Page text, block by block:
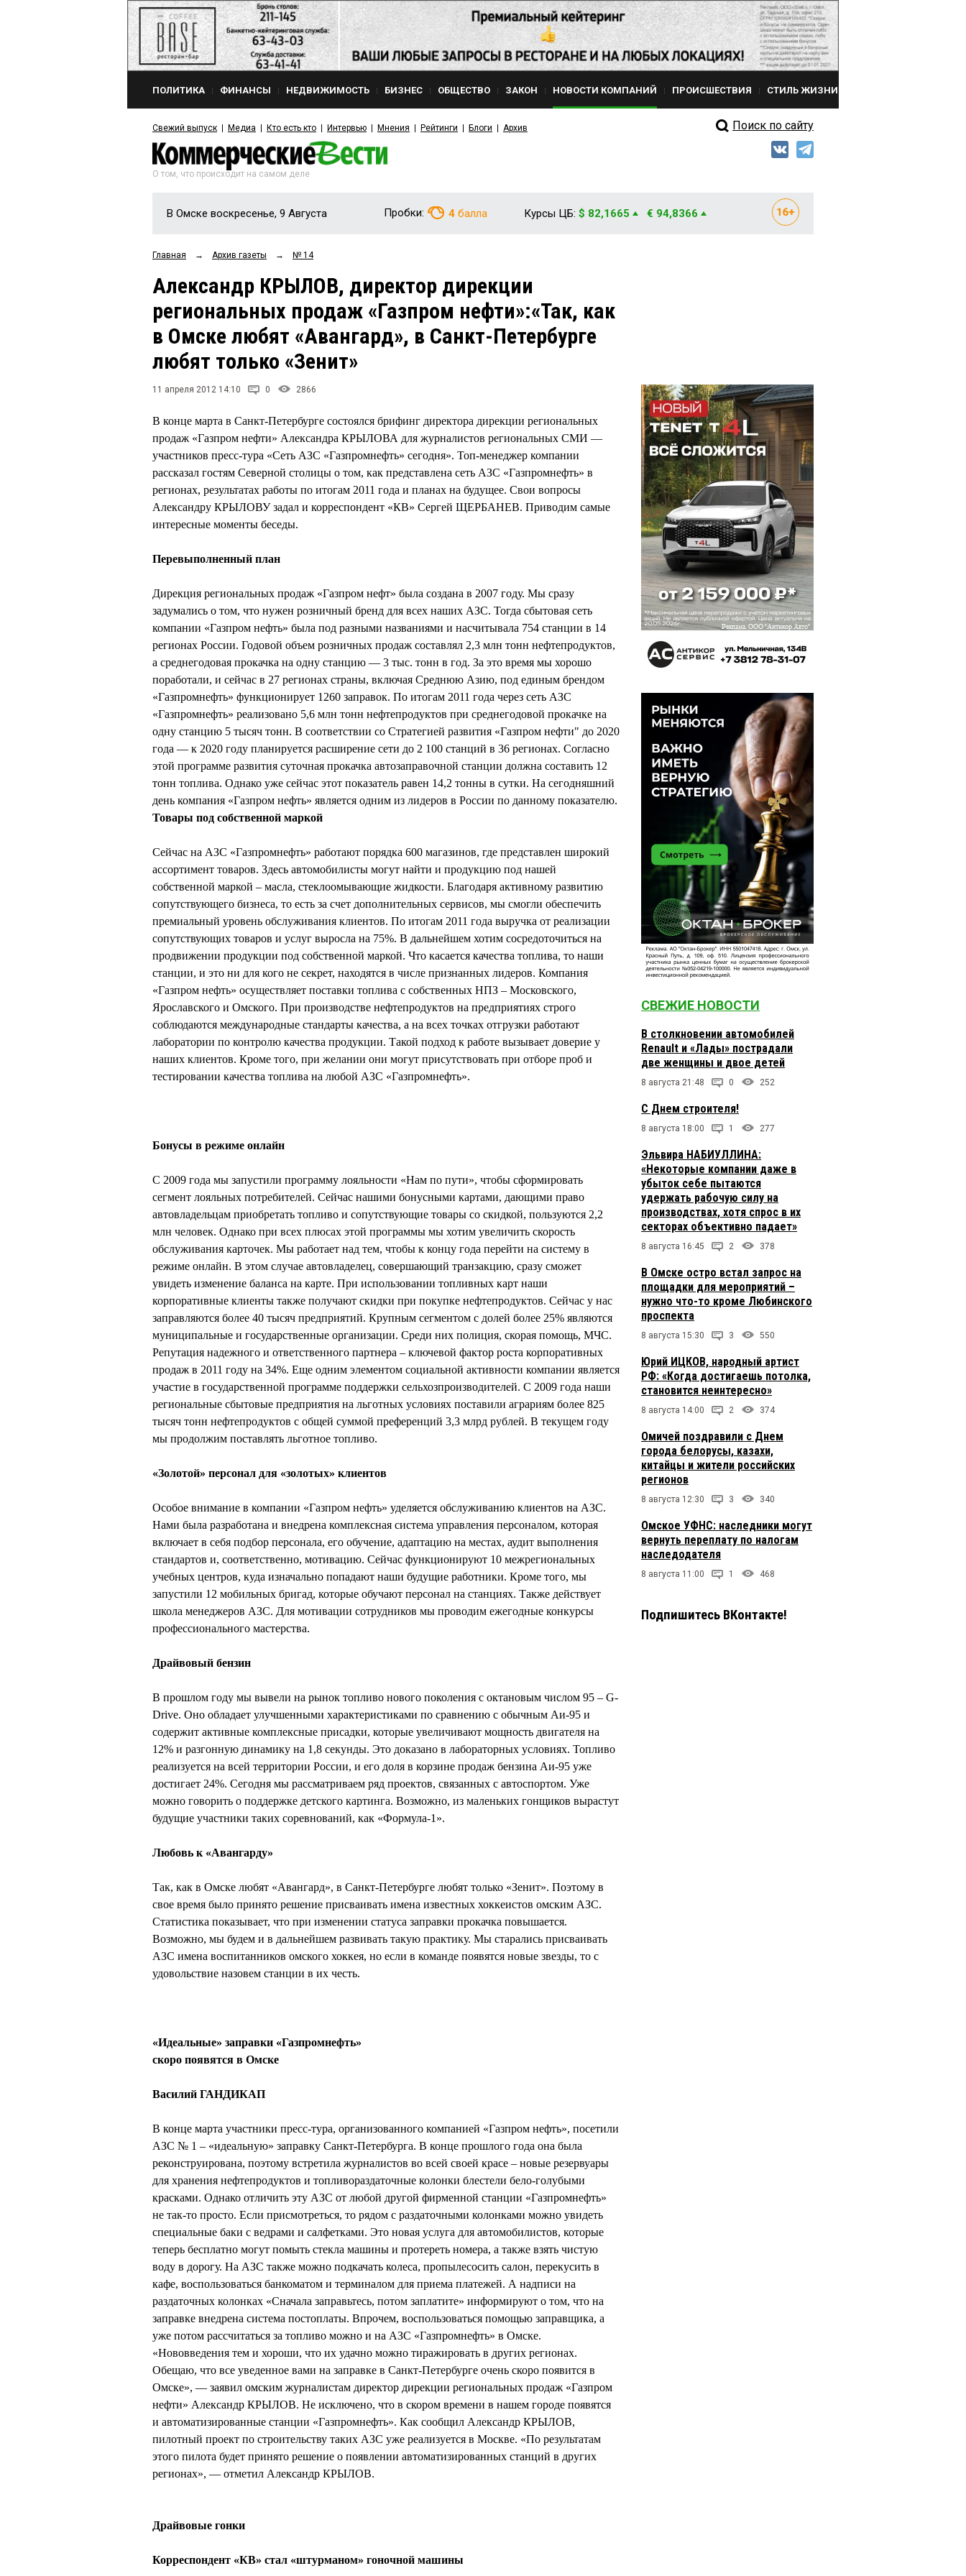
ПОЛИТИКА ФИНАНСЫ НЕДВИЖИМОСТЬ БИЗНЕС ОБЩЕСТВО ЗАКОН НОВОСТИ КОМПАНИЙ ПРОИСШЕСТВИЯ СТИЛЬ ЖИЗНИ
Свежий выпуск Медиа Кто есть кто Интервью Мнения Рейтинги Блоги Архив Поиск по сайту
О том, что происходит на самом деле
В Омске воскресенье, 9 Августа Пробки: 4 балла Курсы ЦБ: $ 82,1665 € 94,8366
Главная → Архив газеты → № 14
Александр КРЫЛОВ, директор дирекции
региональных продаж «Газпром нефти»:«Так, как
в Омске любят «Авангард», в Санкт-Петербурге
любят только «Зенит»
11 апреля 2012 14:10 0 2866
В конце марта в Санкт-Петербурге состоялся брифинг директора дирекции региональных
продаж «Газпром нефти» Александра КРЫЛОВА для журналистов региональных СМИ —
участников пресс-тура «Сеть АЗС «Газпромнефть» сегодня». Топ-менеджер компании
рассказал гостям Северной столицы о том, как представлена сеть АЗС «Газпромнефть» в
регионах, результатах работы по итогам 2011 года и планах на будущее. Свои вопросы
Александру КРЫЛОВУ задал и корреспондент «КВ» Сергей ЩЕРБАНЕВ. Приводим самые
интересные моменты беседы.
Перевыполненный план
Дирекция региональных продаж «Газпром нефт» была создана в 2007 году. Мы сразу
задумались о том, что нужен розничный бренд для всех наших АЗС. Тогда сбытовая сеть
компании «Газпром нефть» была под разными названиями и насчитывала 754 станции в 14
регионах России. Годовой объем розничных продаж составлял 2,3 млн тонн нефтепродуктов,
а среднегодовая прокачка на одну станцию — 3 тыс. тонн в год. За это время мы хорошо
поработали, и сейчас в 27 регионах страны, включая Среднюю Азию, под единым брендом
«Газпромнефть» функционирует 1260 заправок. По итогам 2011 года через сеть АЗС
«Газпромнефть» реализовано 5,6 млн тонн нефтепродуктов при среднегодовой прокачке на
одну станцию 5 тысяч тонн. В соответствии со Стратегией развития «Газпром нефти" до 2020
года — к 2020 году планируется расширение сети до 2 100 станций в 36 регионах. Согласно
этой программе развития суточная прокачка автозаправочной станции должна составить 12
тонн топлива. Однако уже сейчас этот показатель равен 14,2 тонны в сутки. На сегодняшний
день компания «Газпром нефть» является одним из лидеров в России по данному показателю.
Товары под собственной маркой
Сейчас на АЗС «Газпромнефть» работают порядка 600 магазинов, где представлен широкий
ассортимент товаров. Здесь автомобилисты могут найти и продукцию под нашей
собственной маркой – масла, стеклоомывающие жидкости. Благодаря активному развитию
сопутствующего бизнеса, то есть за счет дополнительных сервисов, мы смогли обеспечить
премиальный уровень обслуживания клиентов. По итогам 2011 года выручка от реализации
сопутствующих товаров и услуг выросла на 75%. В дальнейшем хотим сосредоточиться на
продвижении продукции под собственной маркой. Что касается качества топлива, то наши
станции, и это ни для кого не секрет, находятся в числе признанных лидеров. Компания
«Газпром нефть» осуществляет поставки топлива с собственных НПЗ – Московского,
Ярославского и Омского. При производстве нефтепродуктов на предприятиях строго
соблюдаются международные стандарты качества, а на всех точках отгрузки работают
лаборатории по контролю качества продукции. Такой подход к работе вызывает доверие у
наших клиентов. Кроме того, при желании они могут присутствовать при отборе проб и
тестировании качества топлива на любой АЗС «Газпромнефть».
Бонусы в режиме онлайн
С 2009 года мы запустили программу лояльности «Нам по пути», чтобы сформировать
сегмент лояльных потребителей. Сейчас нашими бонусными картами, дающими право
автовладельцам приобретать топливо и сопутствующие товары со скидкой, пользуются 2,2
млн человек. Однако при всех плюсах этой программы мы хотим увеличить скорость
обслуживания карточек. Мы работает над тем, чтобы к концу года перейти на систему в
режиме онлайн. В этом случае автовладелец, совершающий транзакцию, сразу сможет
увидеть изменение баланса на карте. При использовании топливных карт наши
корпоративные клиенты также получают скидки при покупке нефтепродуктов. Сейчас у нас
заправляются более 40 тысяч предприятий. Крупным сегментом с долей более 25% являются
муниципальные и государственные организации. Среди них полиция, скорая помощь, МЧС.
Репутация надежного и ответственного партнера – ключевой фактор роста корпоративных
продаж в 2011 году на 34%. Еще одним элементом социальной активности компании является
участие в государственной программе поддержки сельхозпроизводителей. С 2009 года наши
региональные сбытовые предприятия на льготных условиях поставили аграриям более 825
тысяч тонн нефтепродуктов с общей суммой преференций 3,3 млрд рублей. В текущем году
мы продолжим поставлять льготное топливо.
«Золотой» персонал для «золотых» клиентов
Особое внимание в компании «Газпром нефть» уделяется обслуживанию клиентов на АЗС.
Нами была разработана и внедрена комплексная система управления персоналом, которая
включает в себя подбор персонала, его обучение, адаптацию на местах, аудит выполнения
стандартов и, соответственно, мотивацию. Сейчас функционируют 10 межрегиональных
учебных центров, куда изначально попадают наши будущие работники. Кроме того, мы
запустили 12 мобильных бригад, которые обучают персонал на станциях. Также действует
школа менеджеров АЗС. Для мотивации сотрудников мы проводим ежегодные конкурсы
профессионального мастерства.
Драйвовый бензин
В прошлом году мы вывели на рынок топливо нового поколения с октановым числом 95 – G-
Drive. Оно обладает улучшенными характеристиками по сравнению с обычным Аи-95 и
содержит активные комплексные присадки, которые увеличивают мощность двигателя на
12% и разгонную динамику на 1,8 секунды. Это доказано в лабораторных условиях. Топливо
реализуется на всей территории России, и его доля в корзине продаж бензина Аи-95 уже
достигает 24%. Сегодня мы рассматриваем ряд проектов, связанных с автоспортом. Уже
можно говорить о поддержке детского картинга. Возможно, из маленьких гонщиков вырастут
будущие участники таких соревнований, как «Формула-1».
Любовь к «Авангарду»
Так, как в Омске любят «Авангард», в Санкт-Петербурге любят только «Зенит». Поэтому в
свое время было принято решение присваивать имена известных хоккеистов омским АЗС.
Статистика показывает, что при изменении статуса заправки прокачка повышается.
Возможно, мы будем и в дальнейшем развивать такую практику. Мы старались присваивать
АЗС имена воспитанников омского хоккея, но если в команде появятся новые звезды, то с
удовольствие назовем станции в их честь.
«Идеальные» заправки «Газпромнефть»
скоро появятся в Омске
Василий ГАНДИКАП
В конце марта участники пресс-тура, организованного компанией «Газпром нефть», посетили
АЗС № 1 – «идеальную» заправку Санкт-Петербурга. В конце прошлого года она была
реконструирована, поэтому встретила журналистов во всей своей красе – новые резервуары
для хранения нефтепродуктов и топливораздаточные колонки блестели бело-голубыми
красками. Однако отличить эту АЗС от любой другой фирменной станции «Газпромнефть»
не так-то просто. Если присмотреться, то рядом с раздаточными колонками можно увидеть
специальные баки с ведрами и салфетками. Это новая услуга для автомобилистов, которые
теперь бесплатно могут помыть стекла машины и протереть номера, а также взять чистую
воду в дорогу. На АЗС также можно подкачать колеса, пропылесосить салон, перекусить в
кафе, воспользоваться банкоматом и терминалом для приема платежей. А надписи на
раздаточных колонках «Сначала заправьтесь, потом заплатите» информируют о том, что на
заправке внедрена система постоплаты. Впрочем, воспользоваться помощью заправщика, а
уже потом рассчитаться за топливо можно и на АЗС «Газпромнефть» в Омске.
«Нововведения тем и хороши, что их удачно можно тиражировать в других регионах.
Обещаю, что все уведенное вами на заправке в Санкт-Петербурге очень скоро появится в
Омске», — заявил омским журналистам директор дирекции региональных продаж «Газпром
нефти» Александр КРЫЛОВ. Не исключено, что в скором времени в нашем городе появятся
и автоматизированные станции «Газпромнефть». Как сообщил Александр КРЫЛОВ,
пилотный проект по строительству таких АЗС уже реализуется в Москве. «По результатам
этого пилота будет принято решение о появлении автоматизированных станций в других
регионах», — отметил Александр КРЫЛОВ.
Драйвовые гонки
Корреспондент «КВ» стал «штурманом» гоночной машины
СВЕЖИЕ НОВОСТИ
В столкновении автомобилей
Renault и «Лады» пострадали
две женщины и двое детей
8 августа 21:48 0 252
С Днем строителя!
8 августа 18:00 1 277
Эльвира НАБИУЛЛИНА:
«Некоторые компании даже в
убыток себе пытаются
удержать рабочую силу на
производствах, хотя спрос в их
секторах объективно падает»
8 августа 16:45 2 378
В Омске остро встал запрос на
площадки для мероприятий –
нужно что-то кроме Любинского
проспекта
8 августа 15:30 3 550
Юрий ИЦКОВ, народный артист
РФ: «Когда достигаешь потолка,
становится неинтересно»
8 августа 14:00 2 374
Омичей поздравили с Днем
города белорусы, казахи,
китайцы и жители российских
регионов
8 августа 12:30 3 340
Омское УФНС: наследники могут
вернуть переплату по налогам
наследодателя
8 августа 11:00 1 468
Подпишитесь ВКонтакте!